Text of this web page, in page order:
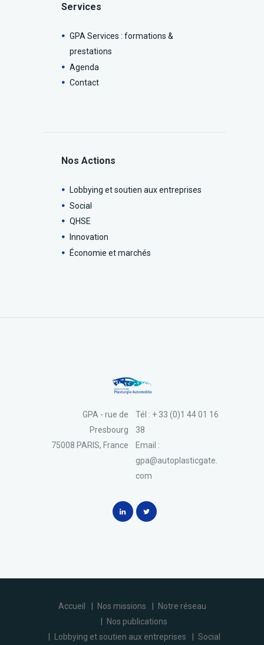
Services
GPA Services : formations &
prestations
Agenda
Contact
Nos Actions
Lobbying et soutien aux entreprises
Social
QHSE
Innovation
Économie et marchés
Tél : + 33 (0)1 44 01 16
38
Email :
gpa@autoplasticgate.
com
GPA - rue de
Presbourg
75008 PARIS, France
Accueil Nos missions
Notre réseau
Nos publications
Lobbying et soutien aux entreprises
Social